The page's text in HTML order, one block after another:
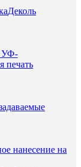
Деколь
УФ-
печать
нанесение на